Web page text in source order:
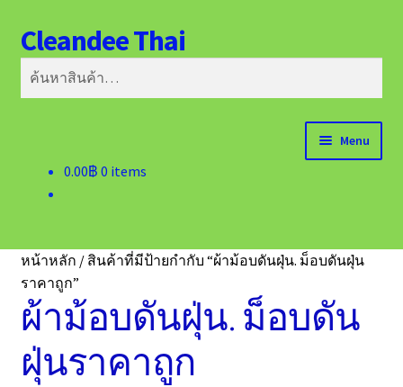
Skip
to
navigation
Skip
to
content
Cleandee Thai
ค้นหา:
ค้นหา
Menu
0.00฿ 0 items
หน้าหลัก / สินค้าที่มีป้ายกำกับ “ผ้าม้อบดันฝุ่น. ม็อบดันฝุ่น
ราคาถูก”
ผ้าม้อบดันฝุ่น. ม็อบดัน
ฝุ่นราคาถูก